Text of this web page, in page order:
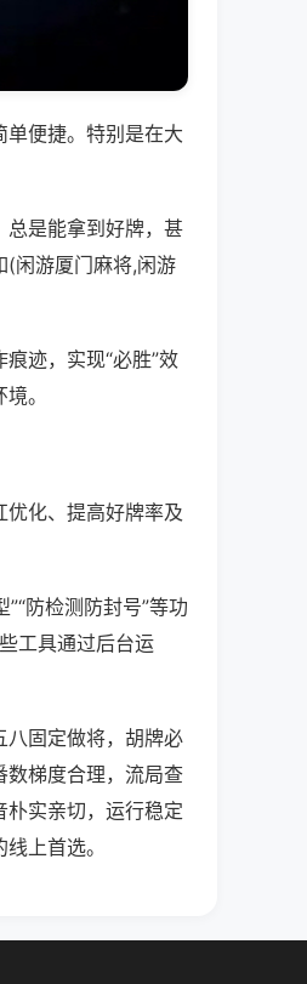
便捷。特别是在大
总是能拿到好牌，甚
(闲游厦门麻将,闲游
迹，实现“必胜”效
。
优化、提高好牌率及
防检测防封号”等功
工具通过后台运
八固定做将，胡牌必
数梯度合理，流局查
实亲切，运行稳定
上首选。